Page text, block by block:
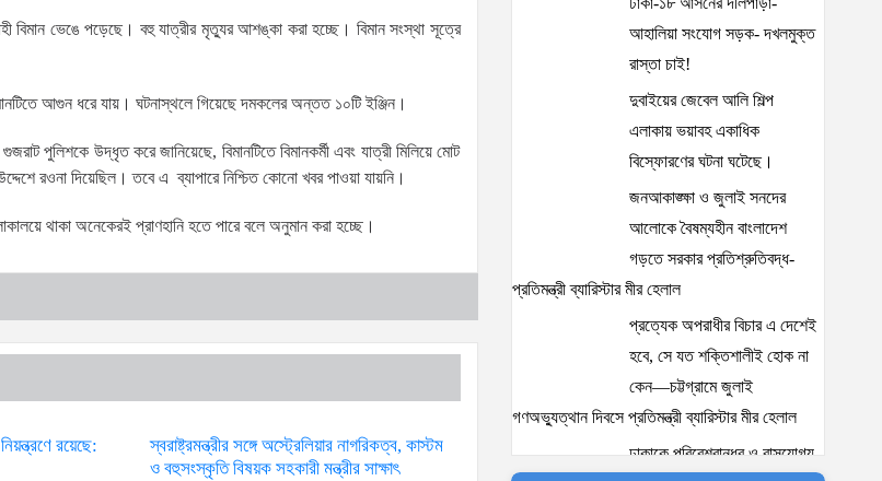
বিমান ভেঙে পড়েছে। বহু যাত্রীর মৃত্যুর আশঙ্কা করা হচ্ছে। বিমান সংস্থা সূত্রে
আগুন ধরে যায়। ঘটনাস্থলে গিয়েছে দমকলের অন্তত ১০টি ইঞ্জিন।
পুলিশকে উদ্ধৃত করে জানিয়েছে, বিমানটিতে বিমানকর্মী এবং যাত্রী মিলিয়ে মোট
রওনা দিয়েছিল। তবে এ ব্যাপারে নিশ্চিত কোনো খবর পাওয়া যায়নি।
থাকা অনেকেরই প্রাণহানি হতে পারে বলে অনুমান করা হচ্ছে।
রয়েছে:
স্বরাষ্ট্রমন্ত্রীর সঙ্গে অস্ট্রেলিয়ার নাগরিকত্ব, কাস্টম
ও বহুসংস্কৃতি বিষয়ক সহকারী মন্ত্রীর সাক্ষাৎ
আহালিয়া সংযোগ সড়ক- দখলমুক্ত
রাস্তা চাই!
দুবাইয়ের জেবেল আলি শিল্প
এলাকায় ভয়াবহ একাধিক
বিস্ফোরণের ঘটনা ঘটেছে।
জনআকাঙ্ক্ষা ও জুলাই সনদের
আলোকে বৈষম্যহীন বাংলাদেশ
গড়তে সরকার প্রতিশ্রুতিবদ্ধ-
প্রতিমন্ত্রী ব্যারিস্টার মীর হেলাল
প্রত্যেক অপরাধীর বিচার এ দেশেই
হবে, সে যত শক্তিশালীই হোক না
কেন—চট্টগ্রামে জুলাই
গণঅভ্যুত্থান দিবসে প্রতিমন্ত্রী ব্যারিস্টার মীর হেলাল
ঢাকাকে পরিবেশবান্ধব ও বাসযোগ্য